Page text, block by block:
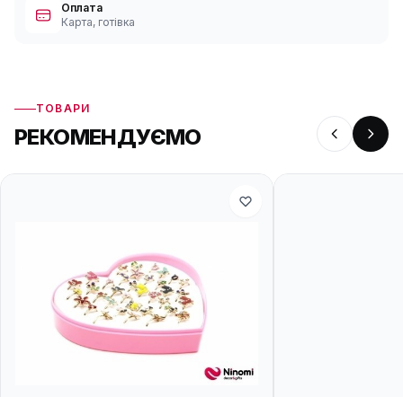
Оплата
Карта, готівка
ТОВАРИ
РЕКОМЕНДУЄМО